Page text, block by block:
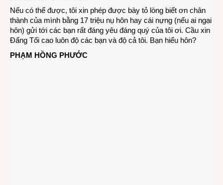
Nếu có thể được, tôi xin phép được bày tỏ lòng biết ơn chân
thành của mình bằng 17 triệu nụ hôn hay cái nựng (nếu ai ngại
hôn) gửi tới các bạn rất đáng yêu đáng quý của tôi ơi. Cầu xin
Đấng Tối cao luôn độ các bạn và độ cả tôi. Bạn hiểu hôn?
PHẠM HỒNG PHƯỚC